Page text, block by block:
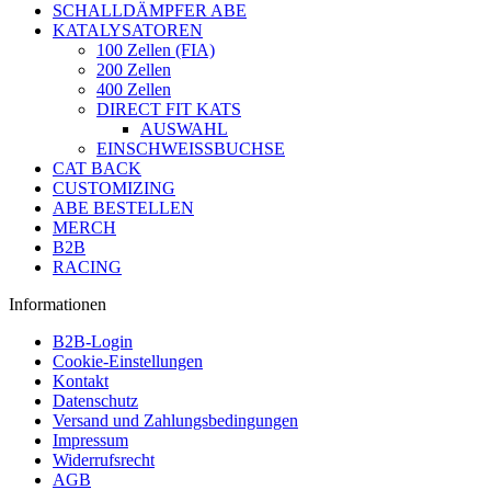
SCHALLDÄMPFER ABE
KATALYSATOREN
100 Zellen (FIA)
200 Zellen
400 Zellen
DIRECT FIT KATS
AUSWAHL
EINSCHWEISSBUCHSE
CAT BACK
CUSTOMIZING
ABE BESTELLEN
MERCH
B2B
RACING
Informationen
B2B-Login
Cookie-Einstellungen
Kontakt
Datenschutz
Versand und Zahlungsbedingungen
Impressum
Widerrufsrecht
AGB